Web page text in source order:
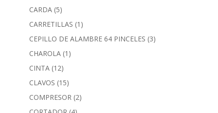
CARDA (5)
CARRETILLAS (1)
CEPILLO DE ALAMBRE 64 PINCELES (3)
CHAROLA (1)
CINTA (12)
CLAVOS (15)
COMPRESOR (2)